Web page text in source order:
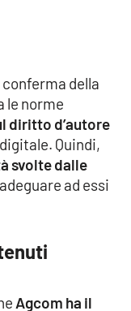
della
le norme
diritto d’autore
Quindi,
svolte dalle
ad essi
Agcom ha il